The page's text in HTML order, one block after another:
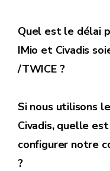
(comme les
ajouter
Dans l'
obligatoires.
L'objet du
Exemple de
Quel est le délai
IMio et Civadis
/TWICE ?
Si nous utilisons
Civadis, quelle
configurer notre
?